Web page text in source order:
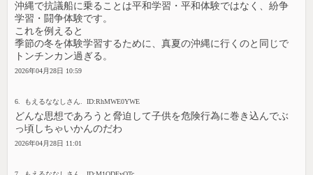
沖縄で抗議船に乗ることは平和学習・平和体験ではなく、紛争
学習・闘争体験です。
これを例えると
季節の冬を体験学習するために、真夏の沖縄に行くのと同じで
トンチンカン過ぎる。
2026年04月28日 10:59
6. もえるななしさん. ID:RhMWE0YWE
どんな思想であろうと脅迫して子供を危険行為に巻き込んでぶ
っ頃しちゃいかんのだわ
2026年04月28日 11:01